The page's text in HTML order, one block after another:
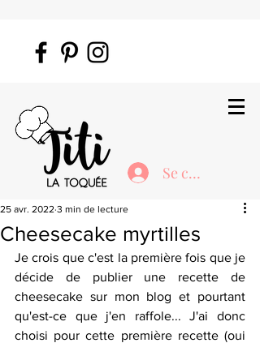
Se connecter
Cheesecake myrtilles
25 avr. 2022 3 min de lecture
Je crois que c'est la première fois que je
décide de publier une recette de
cheesecake sur mon blog et pourtant
qu'est-ce que j'en raffole... J'ai donc
choisi pour cette première recette (oui